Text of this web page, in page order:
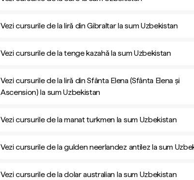
Vezi cursurile de la liră din Gibraltar la sum Uzbekistan
Vezi cursurile de la tenge kazahă la sum Uzbekistan
Vezi cursurile de la liră din Sfânta Elena (Sfânta Elena și
Ascension) la sum Uzbekistan
Vezi cursurile de la manat turkmen la sum Uzbekistan
Vezi cursurile de la gulden neerlandez antilez la sum
Vezi cursurile de la dolar australian la sum Uzbekistan